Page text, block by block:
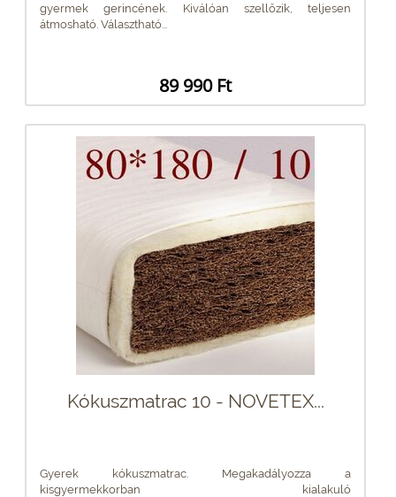
gyermek gerincének. Kiválóan szellőzik, teljesen
átmosható. Választható...
89 990 Ft
Kókuszmatrac 10 - NOVETEX...
Gyerek kókuszmatrac. Megakadályozza a
kisgyermekkorban kialakuló